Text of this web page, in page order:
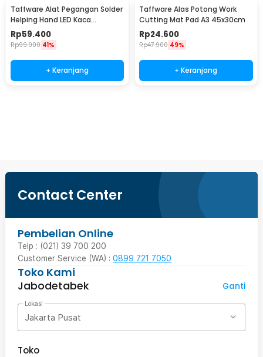
Taffware Alat Pegangan Solder
Helping Hand LED Kaca
Pembesar 3.5X - TE-801
Rp59.400
Rp99.900 41%
+ Keranjang
Taffware Alas Potong Work
Cutting Mat Pad A3 45x30cm
Rp24.600
Rp47.900 49%
+ Keranjang
Contact Center
Pembelian Online
Telp : (021) 39 700 200
Customer Service (WA) : 0899 721 7050
Toko Kami
Jabodetabek
Ganti
Lokasi
Jakarta Pusat
Toko